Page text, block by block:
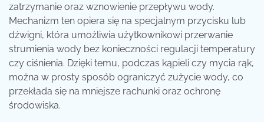
zatrzymanie oraz wznowienie przepływu wody.
Mechanizm ten opiera się na specjalnym przycisku lub
dźwigni, która umożliwia użytkownikowi przerwanie
strumienia wody bez konieczności regulacji temperatury
czy ciśnienia. Dzięki temu, podczas kąpieli czy mycia rąk,
można w prosty sposób ograniczyć zużycie wody, co
przekłada się na mniejsze rachunki oraz ochronę
środowiska.